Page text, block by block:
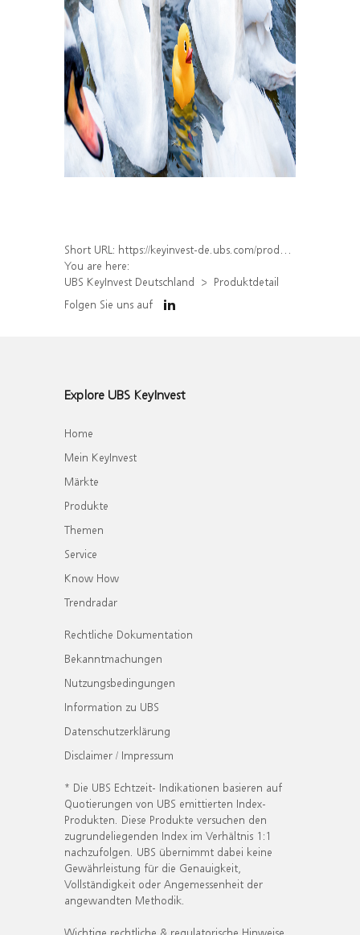
Short URL: https://keyinvest-de.ubs.com/produkt/detail/index/isin/DE000WA9CWT2
You are here:
UBS KeyInvest Deutschland
Produktdetail
Folgen Sie uns auf
Explore UBS KeyInvest
Home
Mein KeyInvest
Märkte
Produkte
Themen
Service
Know How
Trendradar
Rechtliche Dokumentation
Bekanntmachungen
Nutzungsbedingungen
Information zu UBS
Datenschutzerklärung
Disclaimer / Impressum
* Die UBS Echtzeit- Indikationen basieren auf
Quotierungen von UBS emittierten Index-
Produkten. Diese Produkte versuchen den
zugrundeliegenden Index im Verhältnis 1:1
nachzufolgen. UBS übernimmt dabei keine
Gewährleistung für die Genauigkeit,
Vollständigkeit oder Angemessenheit der
angewandten Methodik.